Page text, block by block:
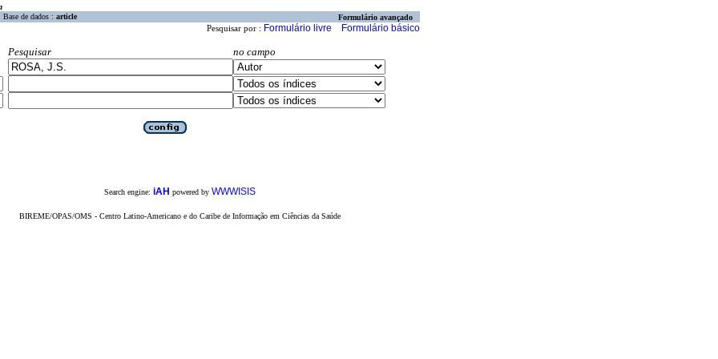
Base de dados : article Formulário avançado
Pesquisar por : Formulário livre Formulário básico
Pesquisar
no campo
Search engine: iAH powered by WWWISIS
BIREME/OPAS/OMS - Centro Latino-Americano e do Caribe de Informação em Ciências da Saúde